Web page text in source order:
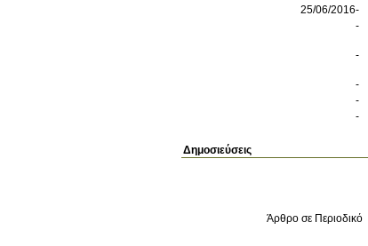
25/06/2016-
-
-
-
-
-
Δημοσιεύσεις
Άρθρο σε Περιοδικό